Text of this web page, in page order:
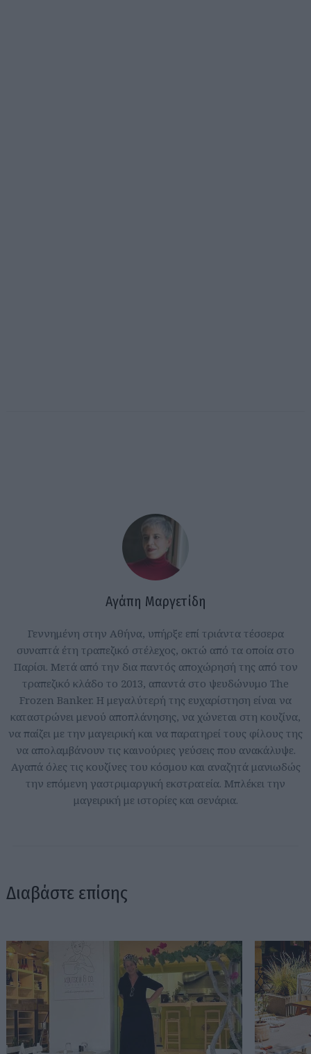
Αγάπη Μαργετίδη
Γεννημένη στην Αθήνα, υπήρξε επί τριάντα τέσσερα
συναπτά έτη τραπεζικό στέλεχος, οκτώ από τα οποία στο
Παρίσι. Μετά από την δια παντός αποχώρησή της από τον
τραπεζικό κλάδο το 2013, απαντά στο ψευδώνυμο The
Frozen Banker. Η μεγαλύτερή της ευχαρίστηση είναι να
καταστρώνει μενού αποπλάνησης, να χώνεται στη κουζίνα,
να παίζει με την μαγειρική και να παρατηρεί τους φίλους της
να απολαμβάνουν τις καινούριες γεύσεις που ανακάλυψε.
Αγαπά όλες τις κουζίνες του κόσμου και αναζητά μανιωδώς
την επόμενη γαστριμαργική εκστρατεία. Μπλέκει την
μαγειρική με ιστορίες και σενάρια.
Διαβάστε επίσης